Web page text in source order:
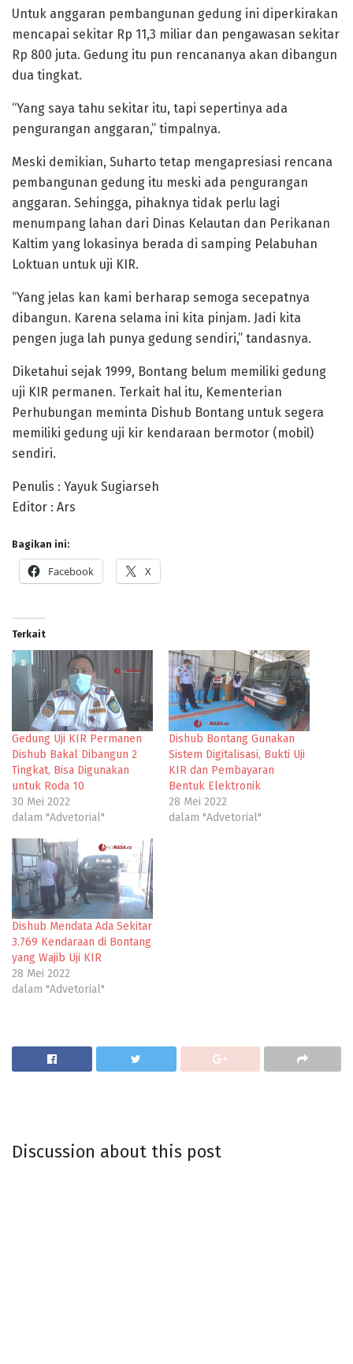
Untuk anggaran pembangunan gedung ini diperkirakan
mencapai sekitar Rp 11,3 miliar dan pengawasan sekitar
Rp 800 juta. Gedung itu pun rencananya akan dibangun
dua tingkat.
“Yang saya tahu sekitar itu, tapi sepertinya ada
pengurangan anggaran,” timpalnya.
Meski demikian, Suharto tetap mengapresiasi rencana
pembangunan gedung itu meski ada pengurangan
anggaran. Sehingga, pihaknya tidak perlu lagi
menumpang lahan dari Dinas Kelautan dan Perikanan
Kaltim yang lokasinya berada di samping Pelabuhan
Loktuan untuk uji KIR.
“Yang jelas kan kami berharap semoga secepatnya
dibangun. Karena selama ini kita pinjam. Jadi kita
pengen juga lah punya gedung sendiri,” tandasnya.
Diketahui sejak 1999, Bontang belum memiliki gedung
uji KIR permanen. Terkait hal itu, Kementerian
Perhubungan meminta Dishub Bontang untuk segera
memiliki gedung uji kir kendaraan bermotor (mobil)
sendiri.
Penulis : Yayuk Sugiarseh
Editor : Ars
Bagikan ini:
Facebook X
Terkait
Gedung Uji KIR Permanen
Dishub Bakal Dibangun 2
Tingkat, Bisa Digunakan
untuk Roda 10
30 Mei 2022
dalam "Advetorial"
Dishub Bontang Gunakan
Sistem Digitalisasi, Bukti Uji
KIR dan Pembayaran
Bentuk Elektronik
28 Mei 2022
dalam "Advetorial"
Dishub Mendata Ada Sekitar
3.769 Kendaraan di Bontang
yang Wajib Uji KIR
28 Mei 2022
dalam "Advetorial"
Discussion about this post